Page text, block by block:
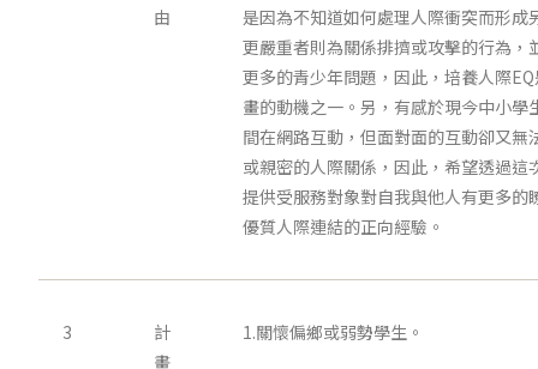
由
是因為不知道如何處理人際衝突而形成
更嚴重者則為關係排擠或攻擊的行為，
更多的青少年問題，因此，培養人際
畫的動機之一。另，有感於現今中小學
間在網路互動，但面對面的互動卻又無
或親密的人際關係，因此，希望透過這
提供受服務對象對自我與他人有更多的
優質人際連結的正向經驗。
3
計
畫
1.關懷偏鄉或弱勢學生。